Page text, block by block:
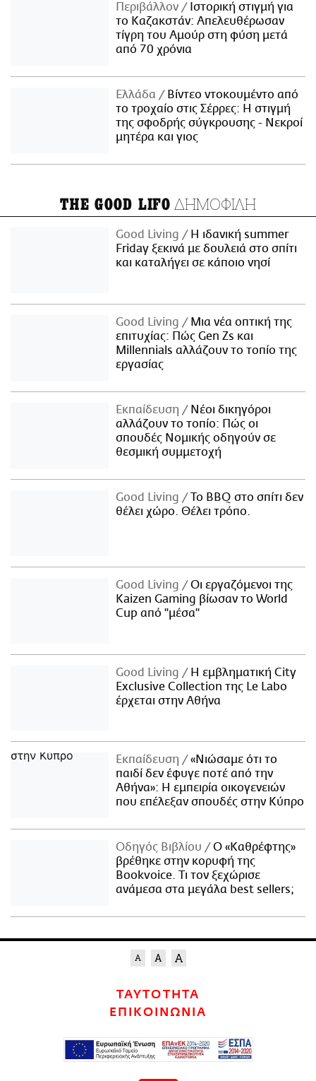
Περιβάλλον
Ιστορική στιγμή για
το Καζακστάν: Απελευθέρωσαν
τίγρη του Αμούρ στη φύση μετά
από 70 χρόνια
Ελλάδα
Βίντεο ντοκουμέντο από
το τροχαίο στις Σέρρες: Η στιγμή
της σφοδρής σύγκρουσης - Νεκροί
μητέρα και γιος
THE GOOD LIFO ΔΗΜΟΦΙΛΗ
Good Living
Η ιδανική summer
Friday ξεκινά με δουλειά στο σπίτι
και καταλήγει σε κάποιο νησί
Good Living
Μια νέα οπτική της
επιτυχίας: Πώς Gen Zs και
Millennials αλλάζουν το τοπίο της
εργασίας
Εκπαίδευση
Νέοι δικηγόροι
αλλάζουν το τοπίο: Πώς οι
σπουδές Νομικής οδηγούν σε
θεσμική συμμετοχή
Good Living
Το BBQ στο σπίτι δεν
θέλει χώρο. Θέλει τρόπο.
Good Living
Οι εργαζόμενοι της
Kaizen Gaming βίωσαν το World
Cup από "μέσα"
Good Living
Η εμβληματική City
Exclusive Collection της Le Labo
έρχεται στην Αθήνα
Εκπαίδευση
«Νιώσαμε ότι το
παιδί δεν έφυγε ποτέ από την
Αθήνα»: Η εμπειρία οικογενειών
που επέλεξαν σπουδές στην Κύπρο
Οδηγός Βιβλίου
Ο «Καθρέφτης»
βρέθηκε στην κορυφή της
Bookvoice. Τι τον ξεχώρισε
ανάμεσα στα μεγάλα best sellers;
ΤΑΥΤΟΤΗΤΑ
ΕΠΙΚΟΙΝΩΝΙΑ